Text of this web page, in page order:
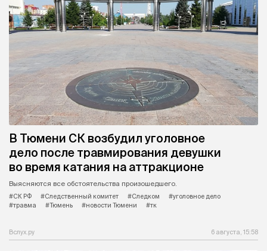
В Тюмени СК возбудил уголовное
дело после травмирования девушки
во время катания на аттракционе
Выясняются все обстоятельства произошедшего.
#СК РФ
#Следственный комитет #Следком
#уголовное дело
#травма
#Тюмень #новости Тюмени #тк
Вслух.ру 6 августа, 15:58